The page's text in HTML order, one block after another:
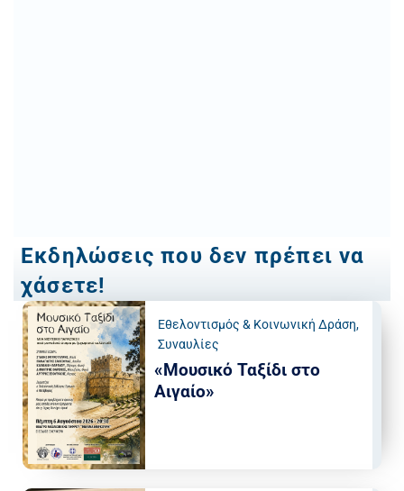
Εκδηλώσεις που δεν πρέπει να
χάσετε!
Εθελοντισμός & Κοινωνική Δράση,
Συναυλίες
«Μουσικό Ταξίδι στο
Αιγαίο»